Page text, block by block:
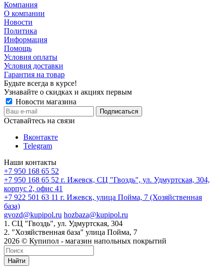
Компания
О компании
Новости
Политика
Информация
Помощь
Условия оплаты
Условия доставки
Гарантия на товар
Будьте всегда в курсе!
Узнавайте о скидках и акциях первым
Новости магазина
Оставайтесь на связи
Вконтакте
Telegram
Наши контакты
+7 950 168 65 52
+7 950 168 65 52 г. Ижевск, СЦ "Гвоздь", ул. Удмуртская, 304,
корпус 2, офис 41
+7 922 501 63 11 г. Ижевск, улица Пойма, 7 (Хозяйственная
база)
gvozd@kupipol.ru hozbaza@kupipol.ru
1. СЦ "Гвоздь", ул. Удмуртская, 304
2. "Хозяйственная база" улица Пойма, 7
2026 © Купипол - магазин напольных покрытий
Найти